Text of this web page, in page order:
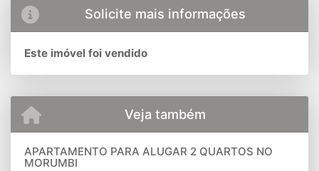
Solicite mais informações
Este imóvel foi vendido
Veja também
APARTAMENTO PARA ALUGAR 2 QUARTOS NO
MORUMBI